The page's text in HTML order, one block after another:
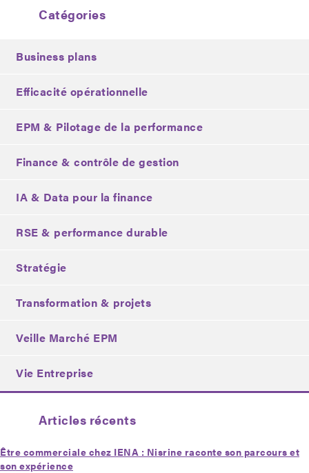
Catégories
Business plans
Efficacité opérationnelle
EPM & Pilotage de la performance
Finance & contrôle de gestion
IA & Data pour la finance
RSE & performance durable
Stratégie
Transformation & projets
Veille Marché EPM
Vie Entreprise
Articles récents
Être commerciale chez IENA : Nisrine raconte son parcours et
son expérience